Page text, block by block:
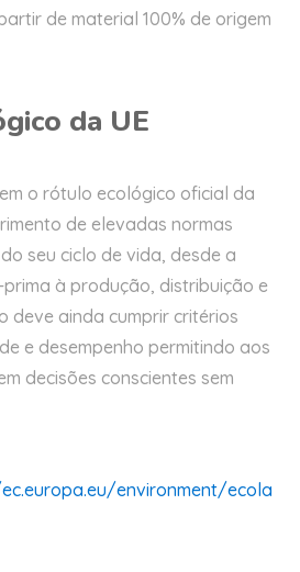
de material 100% de origem
da UE
o rótulo ecológico oficial da
de elevadas normas
seu ciclo de vida, desde a
à produção, distribuição e
deve ainda cumprir critérios
e desempenho permitindo aos
decisões conscientes sem
environment/ecola